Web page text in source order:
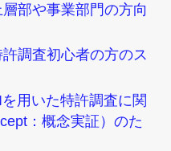
部や事業部門の方向
調査初心者の方のス
用いた特許調査に関
：概念実証）のた